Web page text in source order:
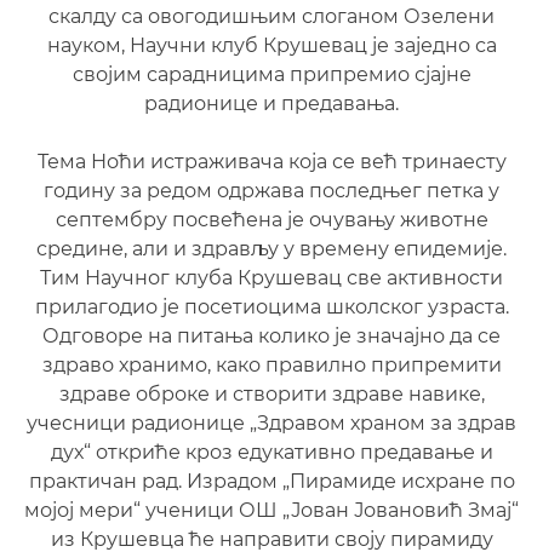
скалду са овогодишњим слоганом Озелени
науком, Научни клуб Крушевац је заједно са
својим сарадницима припремио сјајне
радионице и предавања.
Тема Ноћи истраживача која се већ тринаесту
годину за редом одржава последњег петка у
септембру посвећена је очувању животне
средине, али и здрављу у времену епидемије.
Тим Научног клуба Крушевац све активности
прилагодио је посетиоцима школског узраста.
Одговоре на питања колико је значајно да се
здраво хранимо, како правилно припремити
здраве оброке и створити здраве навике,
учесници радионице „Здравом храном за здрав
дух“ откриће кроз едукативно предавање и
практичан рад. Израдом „Пирамиде исхране по
мојој мери“ ученици ОШ „Јован Јовановић Змај“
из Крушевца ће направити своју пирамиду